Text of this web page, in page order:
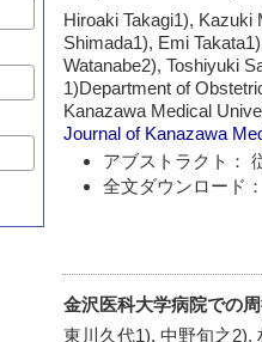
Hiroaki Takagi1), Kazuki
Shimada1), Emi
Watanabe2), Toshiyuki
1)Department of
Kanazawa Medical
Journal of Kanazawa
アブストラクト：
全文ダウンロード
金沢医科大学病院での
東川久代1), 中野旬之2),